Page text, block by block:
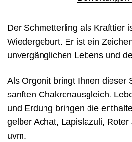
Der Schmetterling als Krafttier
Wiedergeburt. Er ist ein
unvergänglichen Lebens und
Als Orgonit bringt Ihnen dieser
sanften Chakrenausgleich.
und Erdung bringen die
gelber Achat, Lapislazuli, Roter
uvm.